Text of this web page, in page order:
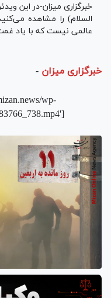
خبرگزاری میزان-در این
السلام) را مشاهده
عالمی نیست که با یاد
خبرگزاری میزان -
wp-